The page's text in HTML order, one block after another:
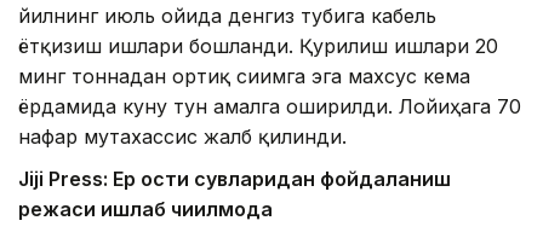
йилнинг июль ойида денгиз тубига кабель
ётқизиш ишлари бошланди. Қурилиш ишлари 20
минг тоннадан ортиқ сиғимга эга махсус кема
ёрдамида куну тун амалга оширилди. Лойиҳага 70
нафар мутахассис жалб қилинди.
Jiji Press: Ер ости сувларидан фойдаланиш
режаси ишлаб чиқилмоқда